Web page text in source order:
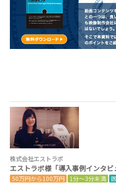
株式会社エストラボ
エストラボ様「導入事例インタビ
50万円から100万円 1分～3分未満